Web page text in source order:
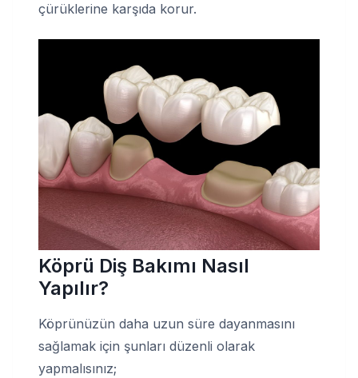
çürüklerine karşıda korur.
Köprü Diş Bakımı Nasıl
Yapılır?
Köprünüzün daha uzun süre dayanmasını
sağlamak için şunları düzenli olarak
yapmalısınız;